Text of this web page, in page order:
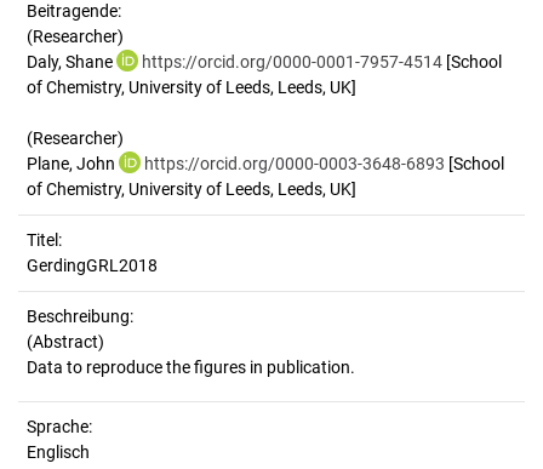
Beitragende:
(Researcher)
Daly, Shane
https://orcid.org/0000-0001-7957-4514 [School
of Chemistry, University of Leeds, Leeds, UK]
(Researcher)
Plane, John
https://orcid.org/0000-0003-3648-6893 [School
of Chemistry, University of Leeds, Leeds, UK]
Titel:
GerdingGRL2018
Beschreibung:
(Abstract)
Sprache:
Englisch